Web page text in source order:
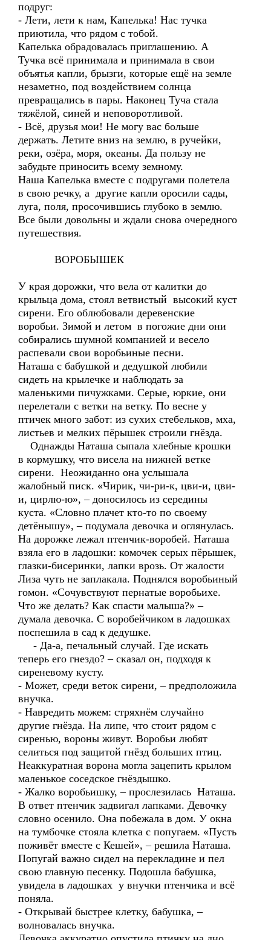
подруг:
- Лети, лети к нам, Капелька! Нас тучка
приютила, что рядом с тобой.
Капелька обрадовалась приглашению. А
Тучка всё принимала и принимала в свои
объятья капли, брызги, которые ещё на земле
незаметно, под воздействием солнца
превращались в пары. Наконец Туча стала
тяжёлой, синей и неповоротливой.
- Всё, друзья мои! Не могу вас больше
держать. Летите вниз на землю, в ручейки,
реки, озёра, моря, океаны. Да пользу не
забудьте приносить всему земному.
Наша Капелька вместе с подругами полетела
в свою речку, а другие капли оросили сады,
луга, поля, просочившись глубоко в землю.
Все были довольны и ждали снова очередного
путешествия.
ВОРОБЫШЕК
У края дорожки, что вела от калитки до
крыльца дома, стоял ветвистый высокий куст
сирени. Его облюбовали деревенские
воробьи. Зимой и летом в погожие дни они
собирались шумной компанией и весело
распевали свои воробьиные песни.
Наташа с бабушкой и дедушкой любили
сидеть на крылечке и наблюдать за
маленькими пичужками. Серые, юркие, они
перелетали с ветки на ветку. По весне у
птичек много забот: из сухих стебельков, мха,
листьев и мелких пёрышек строили гнёзда.
Однажды Наташа сыпала хлебные крошки
в кормушку, что висела на нижней ветке
сирени. Неожиданно она услышала
жалобный писк. «Чирик, чи-ри-к, цви-и, цви-
и, цирлю-ю», – доносилось из середины
куста. «Словно плачет кто-то по своему
детёнышу», – подумала девочка и оглянулась.
На дорожке лежал птенчик-воробей. Наташа
взяла его в ладошки: комочек серых пёрышек,
глазки-бисеринки, лапки врозь. От жалости
Лиза чуть не заплакала. Поднялся воробьиный
гомон. «Сочувствуют пернатые воробьихе.
Что же делать? Как спасти малыша?» –
думала девочка. С воробейчиком в ладошках
поспешила в сад к дедушке.
- Да-а, печальный случай. Где искать
теперь его гнездо? – сказал он, подходя к
сиреневому кусту.
- Может, среди веток сирени, – предположила
внучка.
- Навредить можем: стряхнём случайно
другие гнёзда. На липе, что стоит рядом с
сиренью, вороны живут. Воробьи любят
селиться под защитой гнёзд больших птиц.
Неаккуратная ворона могла зацепить крылом
маленькое соседское гнёздышко.
- Жалко воробьишку, – прослезилась Наташа.
В ответ птенчик задвигал лапками. Девочку
словно осенило. Она побежала в дом. У окна
на тумбочке стояла клетка с попугаем. «Пусть
поживёт вместе с Кешей», – решила Наташа.
Попугай важно сидел на перекладине и пел
свою главную песенку. Подошла бабушка,
увидела в ладошках у внучки птенчика и всё
поняла.
- Открывай быстрее клетку, бабушка, –
волновалась внучка.